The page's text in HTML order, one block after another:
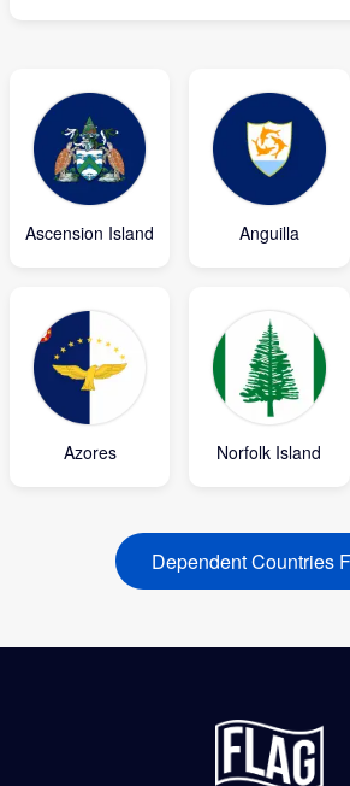
Ascension Island Anguilla
Azores Norfolk Island
Dependent Countries